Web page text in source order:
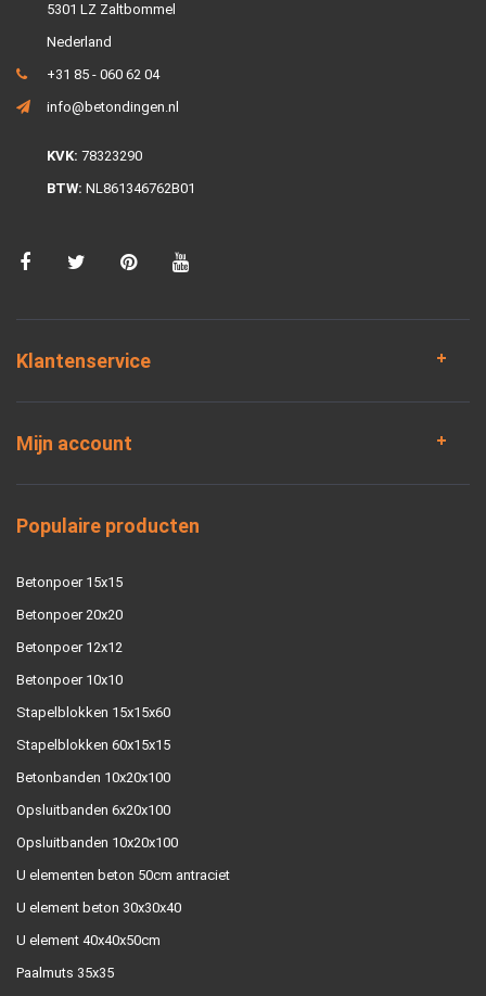
5301 LZ Zaltbommel
Nederland
+31 85 - 060 62 04
info@betondingen.nl
KVK: 78323290
BTW: NL861346762B01
Klantenservice
Mijn account
Populaire producten
Betonpoer 15x15
Betonpoer 20x20
Betonpoer 12x12
Betonpoer 10x10
Stapelblokken 15x15x60
Stapelblokken 60x15x15
Betonbanden 10x20x100
Opsluitbanden 6x20x100
Opsluitbanden 10x20x100
U elementen beton 50cm antraciet
U element beton 30x30x40
U element 40x40x50cm
Paalmuts 35x35